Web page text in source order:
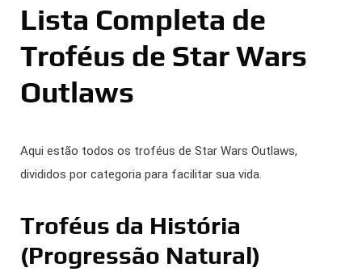
Lista Completa de
Troféus de Star Wars
Outlaws
Aqui estão todos os troféus de Star Wars Outlaws,
divididos por categoria para facilitar sua vida.
Troféus da História
(Progressão Natural)